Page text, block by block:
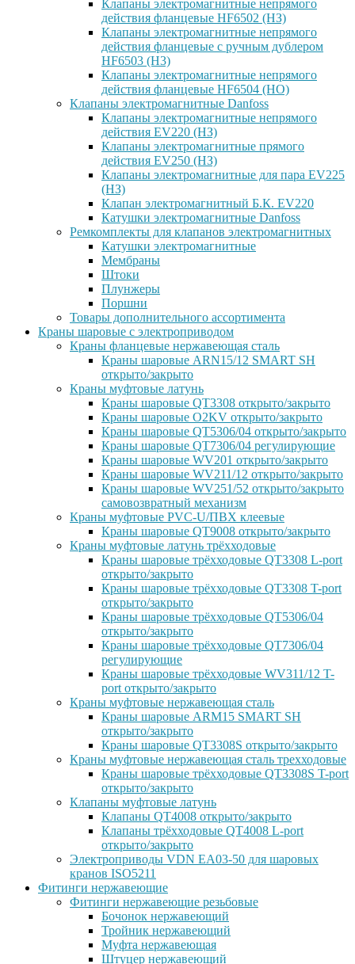
Клапаны электромагнитные непрямого
действия фланцевые HF6502 (НЗ)
Клапаны электромагнитные непрямого
действия фланцевые с ручным дублером
HF6503 (Н3)
Клапаны электромагнитные непрямого
действия фланцевые HF6504 (НО)
Клапаны электромагнитные Danfoss
Клапаны электромагнитные непрямого
действия EV220 (НЗ)
Клапаны электромагнитные прямого
действия EV250 (НЗ)
Клапаны электромагнитные для пара EV225
(НЗ)
Клапан электромагнитный Б.К. EV220
Катушки электромагнитные Danfoss
Ремкомплекты для клапанов электромагнитных
Катушки электромагнитные
Мембраны
Штоки
Плунжеры
Поршни
Товары дополнительного ассортимента
Краны шаровые с электроприводом
Краны фланцевые нержавеющая сталь
Краны шаровые ARN15/12 SMART SH
открыто/закрыто
Краны муфтовые латунь
Краны шаровые QT3308 открыто/закрыто
Краны шаровые O2KV открыто/закрыто
Краны шаровые QT5306/04 открыто/закрыто
Краны шаровые QT7306/04 регулирующие
Краны шаровые WV201 открыто/закрыто
Краны шаровые WV211/12 открыто/закрыто
Краны шаровые WV251/52 открыто/закрыто
самовозвратный механизм
Краны муфтовые PVC-U/ПВХ клеевые
Краны шаровые QT9008 открыто/закрыто
Краны муфтовые латунь трёхходовые
Краны шаровые трёхходовые QT3308 L-port
открыто/закрыто
Краны шаровые трёхходовые QT3308 T-port
открыто/закрыто
Краны шаровые трёхходовые QT5306/04
открыто/закрыто
Краны шаровые трёхходовые QT7306/04
регулирующие
Краны шаровые трёхходовые WV311/12 T-
port открыто/закрыто
Краны муфтовые нержавеющая сталь
Краны шаровые ARM15 SMART SH
открыто/закрыто
Краны шаровые QT3308S открыто/закрыто
Краны муфтовые нержавеющая сталь трехходовые
Краны шаровые трёхходовые QT3308S T-port
открыто/закрыто
Клапаны муфтовые латунь
Клапаны QT4008 открыто/закрыто
Клапаны трёхходовые QT4008 L-port
открыто/закрыто
Электроприводы VDN EA03-50 для шаровых
кранов ISO5211
Фитинги нержавеющие
Фитинги нержавеющие резьбовые
Бочонок нержавеющий
Тройник нержавеющий
Муфта нержавеющая
Штуцер нержавеющий